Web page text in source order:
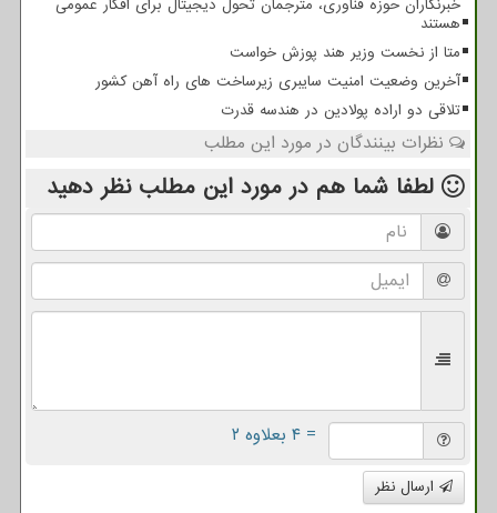
خبرنگاران حوزه فناوری، مترجمان تحول دیجیتال برای افکار عمومی
هستند
متا از نخست وزیر هند پوزش خواست
آخرین وضعیت امنیت سایبری زیرساخت های راه آهن کشور
تلاقی دو اراده پولادین در هندسه قدرت
نظرات بینندگان در مورد این مطلب
لطفا شما هم در مورد این مطلب نظر دهید
= ۴ بعلاوه ۲
ارسال نظر